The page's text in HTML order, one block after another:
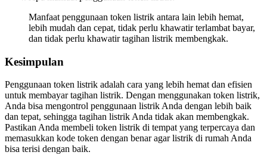
Manfaat penggunaan token listrik antara lain lebih hemat,
lebih mudah dan cepat, tidak perlu khawatir terlambat bayar,
dan tidak perlu khawatir tagihan listrik membengkak.
Kesimpulan
Penggunaan token listrik adalah cara yang lebih hemat dan efisien
untuk membayar tagihan listrik. Dengan menggunakan token listrik,
Anda bisa mengontrol penggunaan listrik Anda dengan lebih baik
dan tepat, sehingga tagihan listrik Anda tidak akan membengkak.
Pastikan Anda membeli token listrik di tempat yang terpercaya dan
memasukkan kode token dengan benar agar listrik di rumah Anda
bisa terisi dengan baik.